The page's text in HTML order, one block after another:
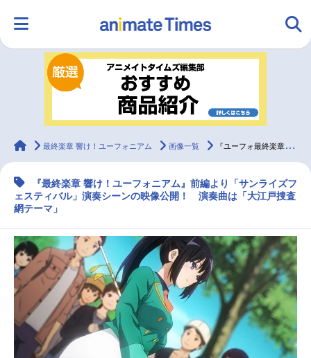
ランキング アニメ
ラジオ
マンガ・ラノベ ゲーム・アプリ 音楽 コスプレ
2.5次元 配信・Vtuber トレンド 無料マンガ
最新記事一覧
アニメ記事一覧 声優記事一覧
アニメ映画一覧 実写化映画一覧
animateTimes
最終楽章 響け！ユーフォニアム 画像一覧 『ユーフォ最終楽章』「サンライズフェスティバル」演奏シーン公開！
『最終楽章 響け！ユーフォニアム』前編より「サンライズフ
ェスティバル」演奏シーンの映像公開！ 演奏曲は「大江戸捜査
網テーマ」